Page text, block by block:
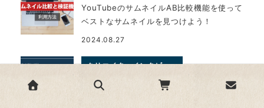
YouTubeのサムネイルAB比較機能を使って
ベストなサムネイルを見つけよう！
2024.08.27
クリエイターインタビュー
教育と内製化で地域と人を喜びへと導く映